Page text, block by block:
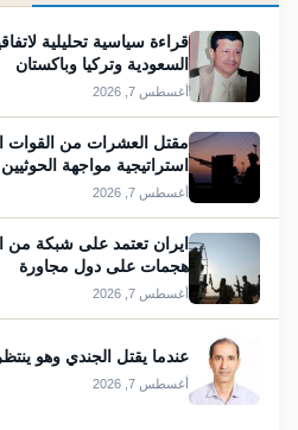
قراءة سياسية تحليلية
السعودية وتركيا وباكستان
أغسطس 7, 2026
مقتل العشرات من القوات
استراتيجية مواجهة الحوثيين
أغسطس 7, 2026
ايران تعتمد على شبكة من
هجمات على دول مجاورة
أغسطس 7, 2026
عندما يقتل الجندي وهو
أغسطس 7, 2026